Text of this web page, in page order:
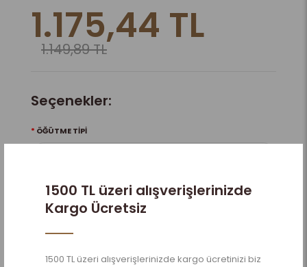
1500 TL üzeri alışverişlerinizde
Kargo Ücretsiz
1500 TL üzeri alışverişlerinizde kargo ücretinizi biz
1.175,44 TL
1.149,89 TL
Seçenekler:
ÖĞÜTME TIPI